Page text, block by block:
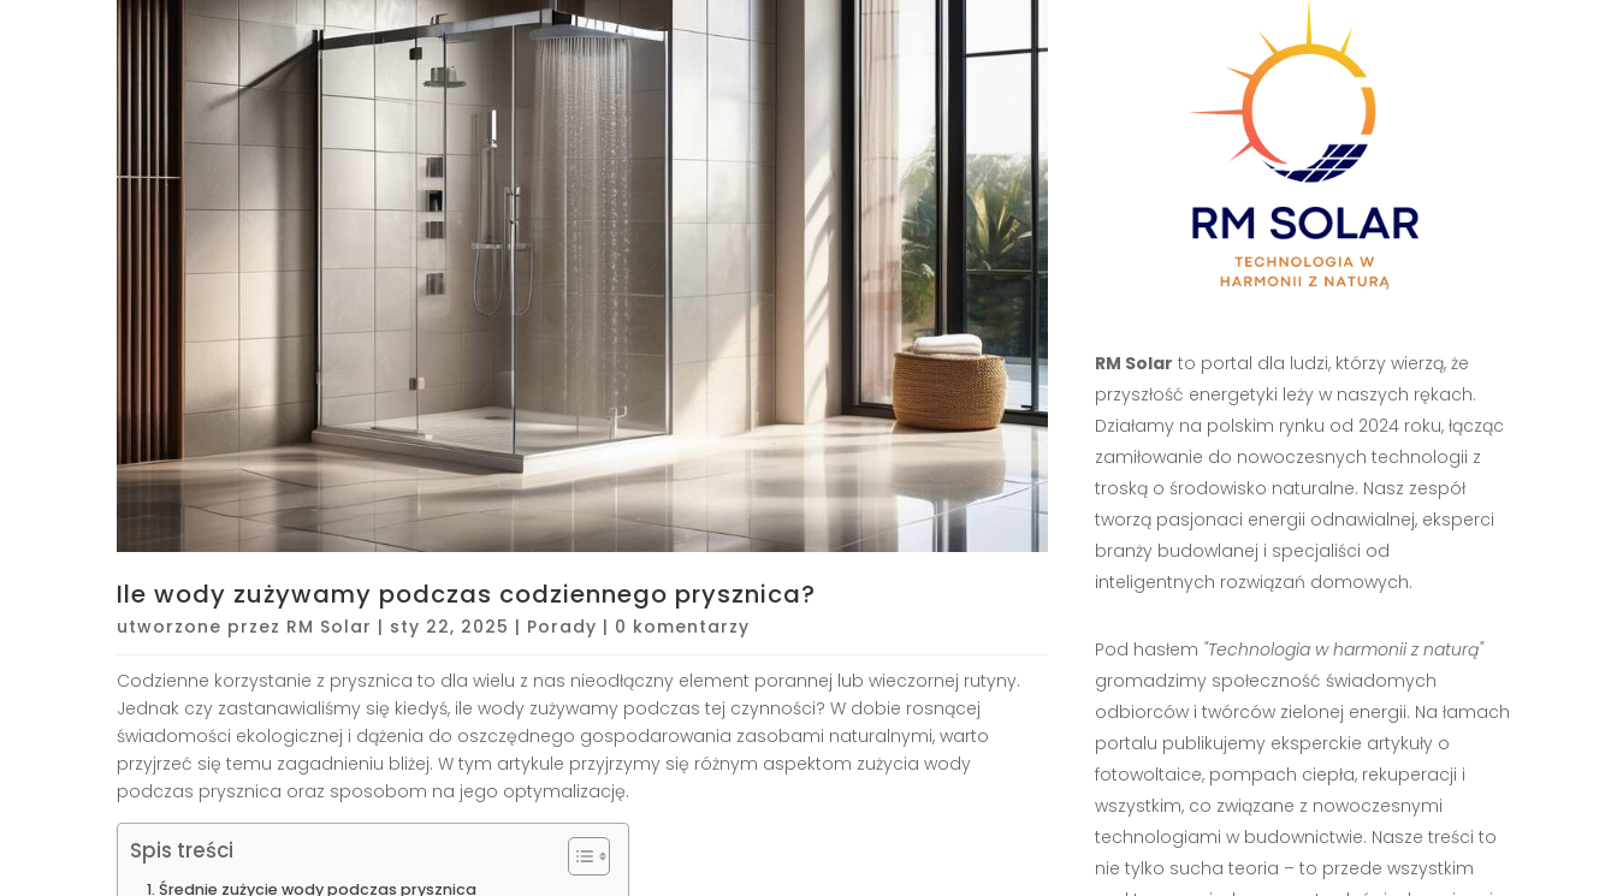
Ile wody zużywamy podczas codziennego prysznica?
utworzone przez RM Solar | sty 22, 2025 | Porady | 0 komentarzy
Codzienne korzystanie z prysznica to dla wielu z nas nieodłączny element porannej lub wieczornej rutyny.
Jednak czy zastanawialiśmy się kiedyś, ile wody zużywamy podczas tej czynności? W dobie rosnącej
świadomości ekologicznej i dążenia do oszczędnego gospodarowania zasobami naturalnymi, warto
przyjrzeć się temu zagadnieniu bliżej. W tym artykule przyjrzymy się różnym aspektom zużycia wody
podczas prysznica oraz sposobom na jego optymalizację.
Spis treści
Średnie zużycie wody podczas prysznica
RM Solar to portal dla ludzi, którzy wierzą, że
przyszłość energetyki leży w naszych rękach.
Działamy na polskim rynku od 2024 roku, łącząc
zamiłowanie do nowoczesnych technologii z
troską o środowisko naturalne. Nasz zespół
tworzą pasjonaci energii odnawialnej, eksperci
branży budowlanej i specjaliści od
inteligentnych rozwiązań domowych.
Pod hasłem "Technologia w harmonii z naturą"
gromadzimy społeczność świadomych
odbiorców i twórców zielonej energii. Na łamach
portalu publikujemy eksperckie artykuły o
fotowoltaice, pompach ciepła, rekuperacji i
wszystkim, co związane z nowoczesnymi
technologiami w budownictwie. Nasze treści to
nie tylko sucha teoria – to przede wszystkim